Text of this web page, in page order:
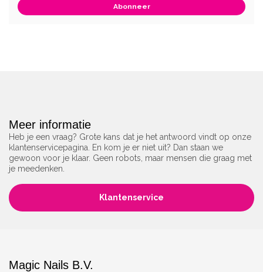
Abonneer
Meer informatie
Heb je een vraag? Grote kans dat je het antwoord vindt op onze
klantenservicepagina. En kom je er niet uit? Dan staan we
gewoon voor je klaar. Geen robots, maar mensen die graag met
je meedenken.
Klantenservice
Magic Nails B.V.